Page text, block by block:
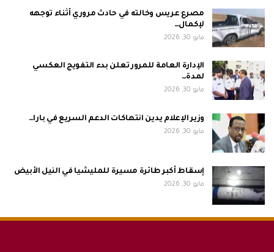
مصرع عريس وخالته في حادث مروري أثناء توجهه
لإكمال…
مايو 30, 2026
الإدارة العامة للمرور تعلن بدء التفويج العكسي
لمدة…
مايو 30, 2026
وزير الإعلام يدين انتهاكات الدعم السريع في بارا…
مايو 30, 2026
إسقاط أكبر طائرة مسيرة للمليشيا في النيل الأبيض
مايو 30, 2026